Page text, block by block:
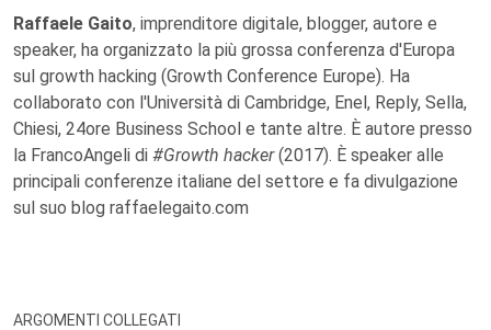
Raffaele Gaito, imprenditore digitale, blogger, autore e
speaker, ha organizzato la più grossa conferenza d'Europa
sul growth hacking (Growth Conference Europe). Ha
collaborato con l'Università di Cambridge, Enel, Reply, Sella,
Chiesi, 24ore Business School e tante altre. È autore presso
la FrancoAngeli di #Growth hacker(2017). È speaker alle
principali conferenze italiane del settore e fa divulgazione
sul suo blog raffaelegaito.com
ARGOMENTI COLLEGATI